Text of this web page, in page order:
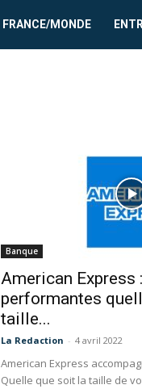
FRANCE/MONDE
Banque
American Express
performantes
taille...
La Redaction - 4 avril 2022
American Express
Quelle que soit la taille de